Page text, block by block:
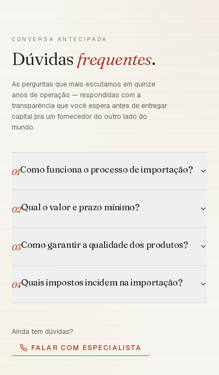
CONVERSA ANTECIPADA
Dúvidas frequentes.
As perguntas que mais escutamos em quinze
anos de operação — respondidas com a
transparência que você espera antes de entregar
capital pra um fornecedor do outro lado do
mundo.
01Como funciona o processo de importação?
02Qual o valor e prazo mínimo?
03Como garantir a qualidade dos produtos?
04Quais impostos incidem na importação?
Ainda tem dúvidas?
FALAR COM ESPECIALISTA